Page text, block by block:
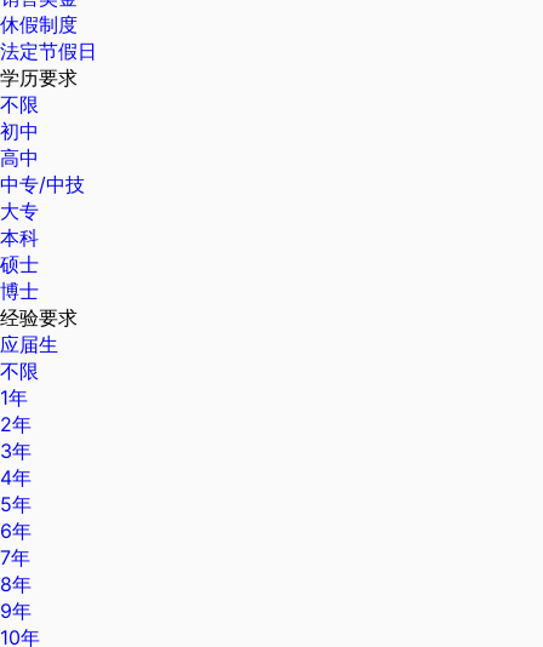
休假制度
法定节假日
学历要求
不限
初中
高中
中专/中技
大专
本科
硕士
博士
经验要求
应届生
不限
1年
2年
3年
4年
5年
6年
7年
8年
9年
10年